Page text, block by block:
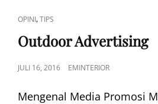
CAT
LINKS
OPINI,TIPS
Outdoor Advertising
POSTED
JULI 16, 2016 EMINTERIOR
Mengenal Media Promosi